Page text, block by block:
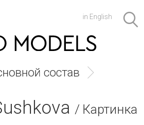
in English
состав
/ Картинка